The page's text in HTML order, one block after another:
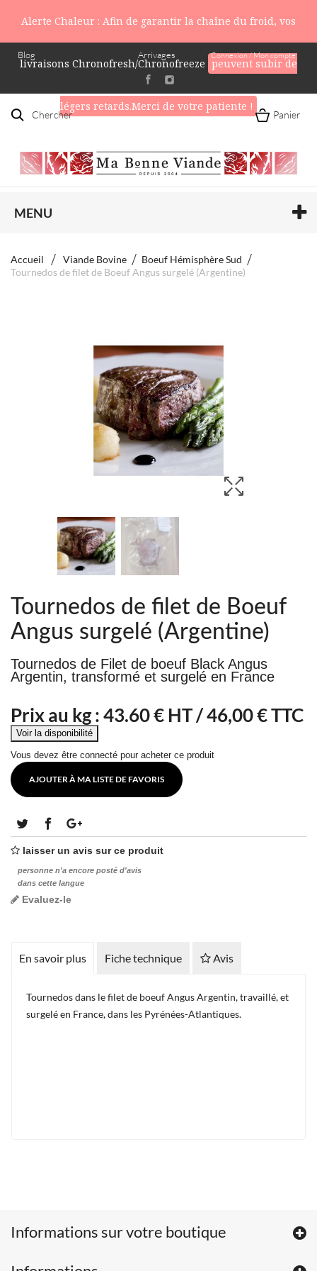
Alerte Chaleur : Afin de garantir la chaîne du froid, vos
livraisons Chronofresh/Chronofreeze peuvent subir de
légers retards.Merci de votre patiente !
Blog Connexion / Mon compte
Arrivages
Chercher Panier
MENU
Accueil Viande Bovine
Boeuf Hémisphère Sud
Tournedos de filet de Boeuf Angus surgelé (Argentine)
Tournedos de filet de Boeuf
Angus surgelé (Argentine)
Tournedos de Filet de boeuf Black Angus
Argentin, transformé et surgelé en France
Prix au kg :43.60€ HT /46,00 € TTC
Vous devez être connecté pour acheter ce produit
AJOUTER À MA LISTE DE FAVORIS
laisser un avis sur ce produit
personne n'a encore posté d'avis
dans cette langue
Evaluez-le
En savoir plus Fiche technique Avis
Tournedos dans le filet de boeuf Angus Argentin, travaillé, et
surgelé en France, dans les Pyrénées-Atlantiques.
Informations sur votre boutique